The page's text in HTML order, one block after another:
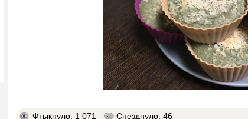
Фтыкнуло: 1 071 Спезднуло:46